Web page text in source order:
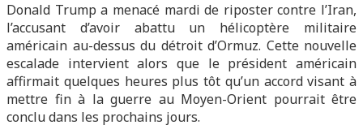
Donald Trump a menacé mardi de riposter contre l’Iran,
l’accusant d’avoir abattu un hélicoptère militaire
américain au-dessus du détroit d’Ormuz. Cette nouvelle
escalade intervient alors que le président américain
affirmait quelques heures plus tôt qu’un accord visant à
mettre fin à la guerre au Moyen-Orient pourrait être
conclu dans les prochains jours.